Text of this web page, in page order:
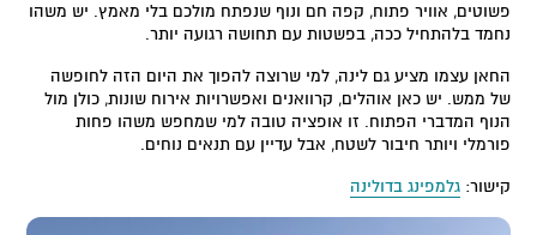
פשוטים, אוויר פתוח, קפה חם ונוף שנפתח מולכם בלי מאמץ. יש משהו
נחמד בלהתחיל ככה, בפשטות עם תחושה רגועה יותר.
החאן עצמו מציע גם לינה, למי שרוצה להפוך את היום הזה לחופשה
של ממש. יש כאן אוהלים, קרוואנים ואפשרויות אירוח שונות, כולן מול
הנוף המדברי הפתוח. זו אופציה טובה למי שמחפש משהו פחות
פורמלי ויותר חיבור לשטח, אבל עדיין עם תנאים נוחים.
קישור:גלמפינג בדולינה